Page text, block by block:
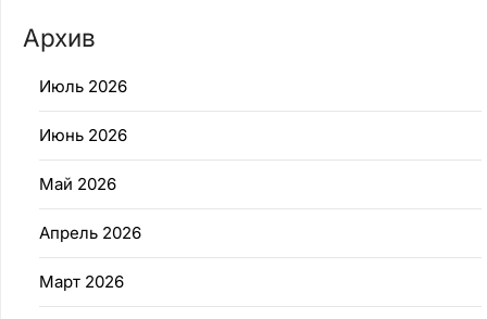
Архив
Июль 2026
Июнь 2026
Май 2026
Апрель 2026
Март 2026